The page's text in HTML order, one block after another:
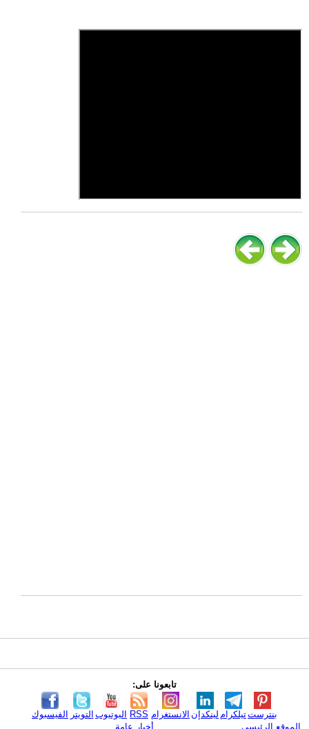
تابعونا على:
الفيسبوك التويتر اليوتيوب RSS الانستغرام لينكدإن تيلكرامبنترست
الموقع الرئيسي
أخبار عامة